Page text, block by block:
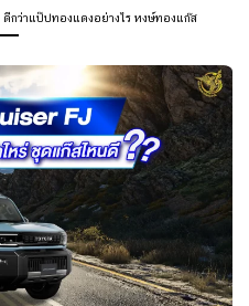
กว่าแป๊ปทองแดงอย่างไร หงษ์ทองแก๊ส